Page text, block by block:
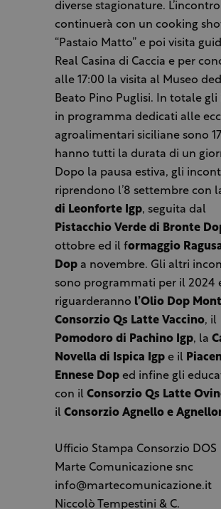
diverse stagionature. L’incontro
continuerà con un cooking
“Pastaio Matto” e poi visita
Real Casina di Caccia e per
alle 17:00 la visita al Museo
Beato Pino Puglisi. In totale
in programma dedicati alle
agroalimentari siciliane sono
hanno tutti la durata di un
Dopo la pausa estiva, gli
riprendono l’8 settembre con
di Leonforte Igp, seguita dal
Pistacchio Verde di Bronte
ottobre ed il formaggio
Dopa novembre. Gli altri
sono programmati per il 2024
riguarderanno l’Olio Dop
Consorzio Qs Latte Vaccino, il
Pomodoro di Pachino Igp, la
Novella di Ispica Igpe il
Ennese Doped infine gli
con il Consorzio Qs Latte
il Consorzio Agnello e
Ufficio Stampa Consorzio DOS
Marte Comunicazione snc
info@martecomunicazione.it
Niccolò Tempestini & C.